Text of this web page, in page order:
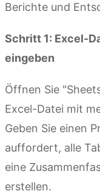
Berichte und
Schritt 1: Excel-
eingeben
Öffnen Sie
Excel-Datei mit
Geben Sie einen
auffordert, alle
eine
erstellen.